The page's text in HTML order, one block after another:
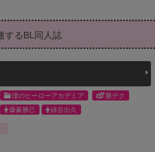
するBL同人誌
僕のヒーローアカデミア
勝デク
爆豪勝己
緑谷出久